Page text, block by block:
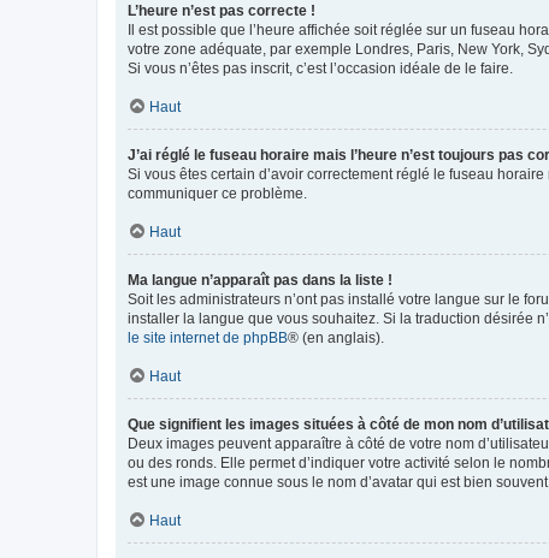
L’heure n’est pas correcte !
Il est possible que l’heure affichée soit réglée sur un fuseau
votre zone adéquate, par exemple Londres, Paris, New York,
Si vous n’êtes pas inscrit, c’est l’occasion idéale de le faire.
Haut
J’ai réglé le fuseau horaire mais l’heure n’est toujours pas
Si vous êtes certain d’avoir correctement réglé le fuseau
communiquer ce problème.
Haut
Ma langue n’apparaît pas dans la liste !
Soit les administrateurs n’ont pas installé votre langue sur le
installer la langue que vous souhaitez. Si la traduction désirée
le site internet de phpBB® (en anglais).
Haut
Que signifient les images situées à côté de mon nom
Deux images peuvent apparaître à côté de votre nom
ou des ronds. Elle permet d’indiquer votre activité selon le
est une image connue sous le nom d’avatar qui est bien
Haut